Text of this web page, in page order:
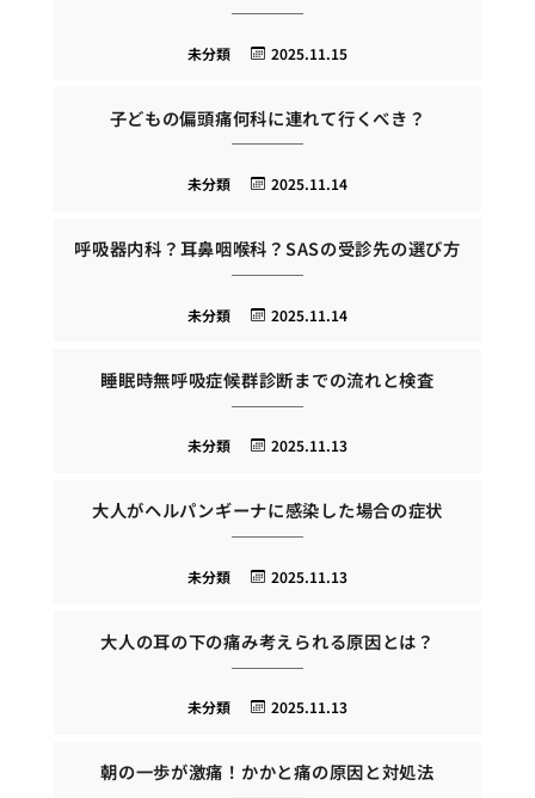
2025.11.15
未分類
子どもの偏頭痛何科に連れて行くべき？
2025.11.14
未分類
呼吸器内科？耳鼻咽喉科？SASの受診先の選び方
2025.11.14
未分類
睡眠時無呼吸症候群診断までの流れと検査
2025.11.13
未分類
大人がヘルパンギーナに感染した場合の症状
2025.11.13
未分類
大人の耳の下の痛み考えられる原因とは？
2025.11.13
未分類
朝の一歩が激痛！かかと痛の原因と対処法